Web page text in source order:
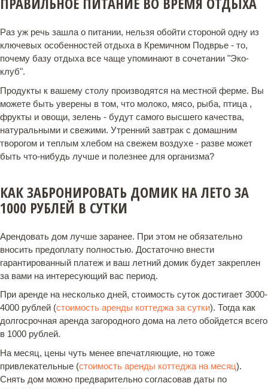
Раз уж речь зашла о питании, нельзя обойти стороной одну из
ключевых особенностей отдыха в Кремичном Подврье - то,
почему базу отдыха все чаще упоминают в сочетании "Эко-
клуб".
Продукты к вашему столу производятся на местной ферме. Вы
можете быть уверены в том, что молоко, мясо, рыба, птица ,
фрукты и овощи, зелень - будут самого высшего качества,
натуральными и свежими. Утренний завтрак с домашним
творогом и теплым хлебом на свежем воздухе - разве может
быть что-нибудь лучше и полезнее для организма?
КАК ЗАБРОНИРОВАТЬ ДОМИК НА ЛЕТО ЗА
1000 РУБЛЕЙ В СУТКИ
Арендовать дом лучше заранее. При этом не обязательно
вносить предоплату полностью. Достаточно внести
гарантированный платеж и ваш летний домик будет закреплен
за вами на интересующий вас период.
При аренде на несколько дней, стоимость суток достигает 3000-
4000 рублей (стоимость аренды коттеджа за сутки). Тогда как
долгосрочная аренда загородного дома на лето обойдется всего
в 1000 рублей.
На месяц, цены чуть менее впечатляющие, но тоже
привлекательные (стоимость аренды коттеджа на месяц).
Снять дом можно предварительно согласовав даты по